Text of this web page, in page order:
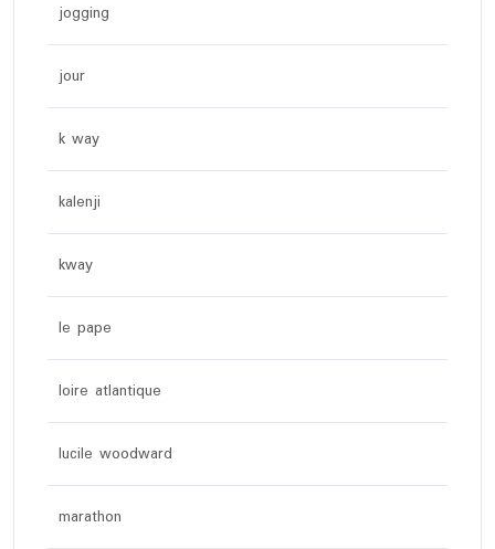
jogging
jour
k way
kalenji
kway
le pape
loire atlantique
lucile woodward
marathon